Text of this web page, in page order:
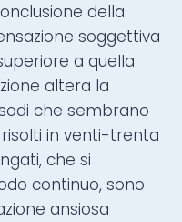
della
soggettiva
a quella
altera la
che sembrano
in venti-trenta
che si
continuo, sono
ansiosa